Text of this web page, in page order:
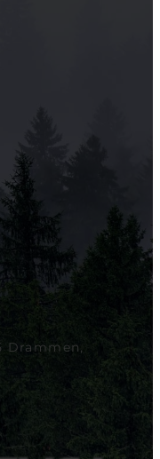
Drammen,